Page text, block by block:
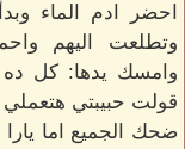
احضر ادم الماء
وتطلعت اليهم
وامسك يدها: كل ده
قولت حبيبتي هتعملي
ضحك الجميع اما